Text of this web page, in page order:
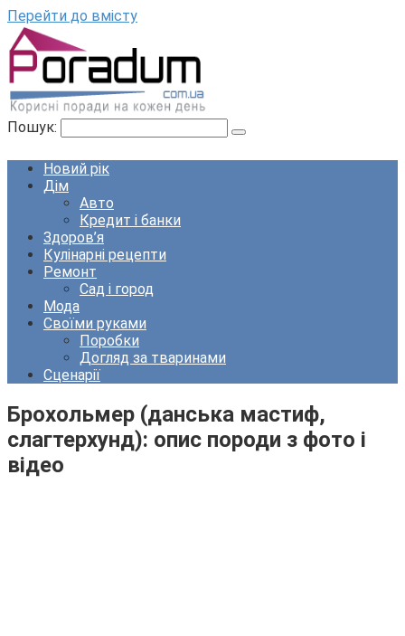
Перейти до вмісту
Пошук:
Новий рік
Дім
Авто
Кредит і банки
Здоров’я
Кулінарні рецепти
Ремонт
Сад і город
Мода
Своїми руками
Поробки
Догляд за тваринами
Сценарії
Брохольмер (данська мастиф,
слагтерхунд): опис породи з фото і
відео